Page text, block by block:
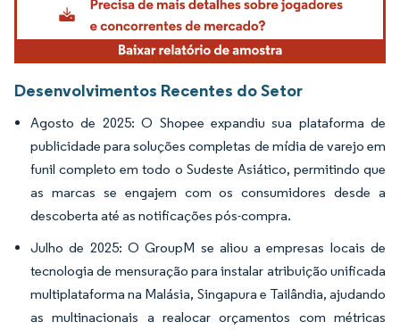
Desenvolvimentos Recentes do Setor
Agosto de 2025: O Shopee expandiu sua plataforma de
publicidade para soluções completas de mídia de varejo em
funil completo em todo o Sudeste Asiático, permitindo que
as marcas se engajem com os consumidores desde a
descoberta até as notificações pós-compra.
Julho de 2025: O GroupM se aliou a empresas locais de
tecnologia de mensuração para instalar atribuição unificada
multiplataforma na Malásia, Singapura e Tailândia, ajudando
as multinacionais a realocar orçamentos com métricas